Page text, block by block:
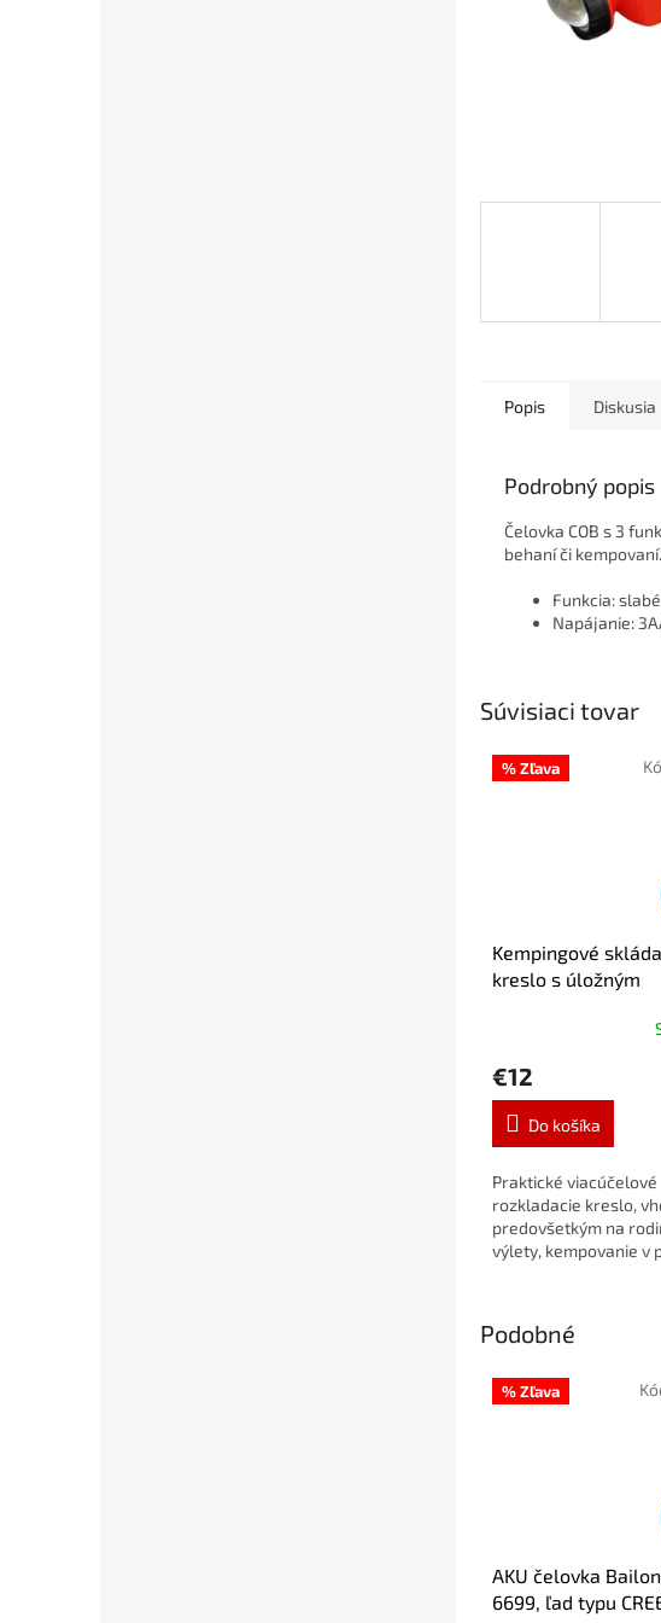
Popis Diskusia
Podrobný popis
Čelovka COB s 3
behaní či kempovaní.
Funkcia:
Napájanie:
Súvisiaci tovar
% Zľava
Kempingové
kreslo s úložným
€12
Do košíka
Praktické viacúčelové
rozkladacie kreslo,
predovšetkým na
výlety, kempovanie v
Podobné
% Zľava
AKU čelovka
6699, ľad typu